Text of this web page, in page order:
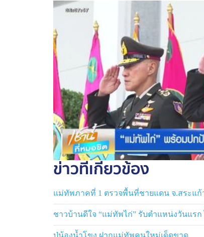
ยกเลิก และจะดูแลชายแดนจนกว่าภัย
กองทัพภาคที่ 2 สรุปสถานการณ์ชาย
อำเภอเมือง จังหวัดบุรีรัมย์ 1 ลำ กอง
ข่าวที่เกี่ยวข้อง
แม่ทัพภาคที่ 1 ตรวจพื้นที่ชายแดน จ.สระแก้
ชาวบ้านดีใจ “แม่ทัพไก่” รับตำแหน่งวันแร
ปู่น้องน้ำโขง ฝากแม่ทัพคนใหม่เด็ดขาด